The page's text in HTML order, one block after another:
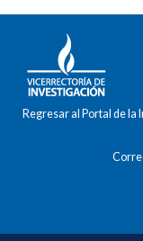
Regresar al Portal de la